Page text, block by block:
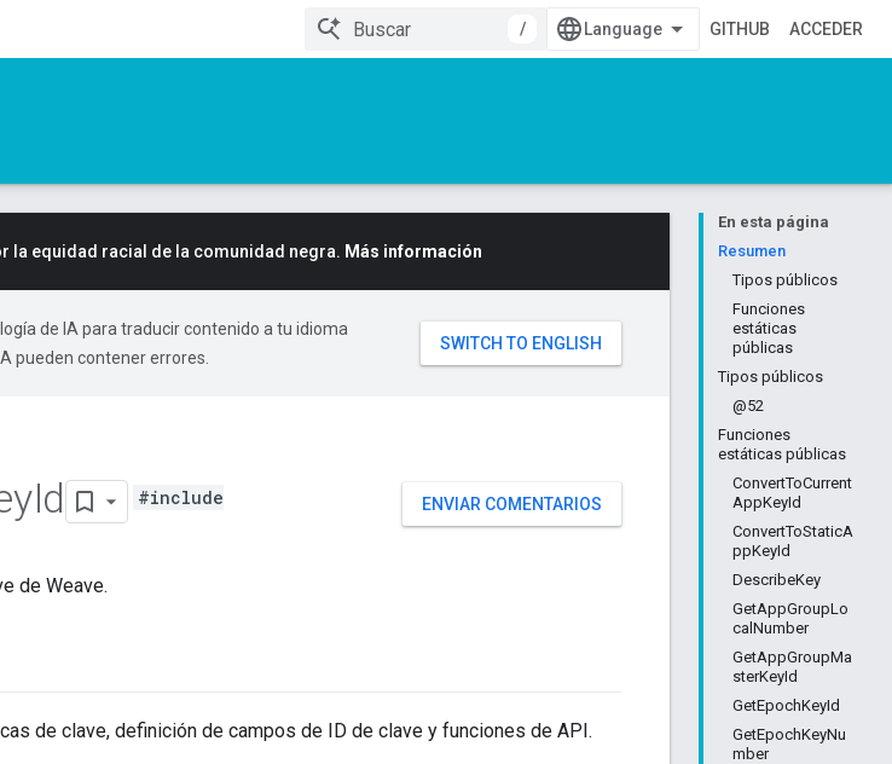
/
GITHUB ACCEDER
En esta página
Resumen
Tipos públicos
Funciones
estáticas
públicas
Tipos públicos
@52
Funciones
estáticas públicas
ConvertToCurrent
AppKeyId
ConvertToStaticA
ppKeyId
DescribeKey
GetAppGroupLo
calNumber
GetAppGroupMa
sterKeyId
GetEpochKeyId
GetEpochKeyNu
mber
la equidad racial de la comunidad negra. Más información
de IA para traducir contenido a tu idioma
pueden contener errores.
ENVIAR COMENTARIOS
Id
#include
de Weave.
de clave, definición de campos de ID de clave y funciones de API.